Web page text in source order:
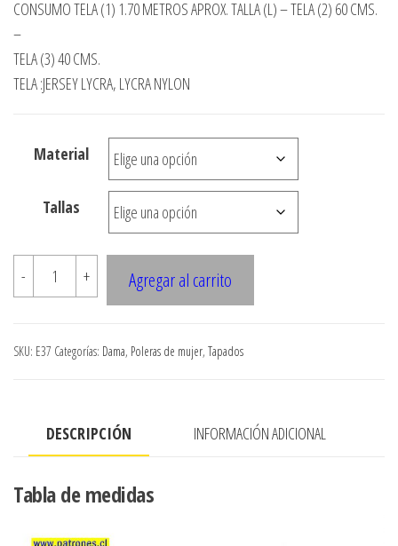
$3.290
$7.900
CONSUMO TELA (1) 1.70 METROS APROX. TALLA (L) – TELA (2) 60 CMS.
–
TELA (3) 40 CMS.
TELA :JERSEY LYCRA, LYCRA NYLON
Material
Tallas
-
GRANDE
+ Agregar al carrito
SKU: E37 Categorías: Dama, Poleras de mujer, Tapados
DESCRIPCIÓN INFORMACIÓN ADICIONAL
Tabla de medidas